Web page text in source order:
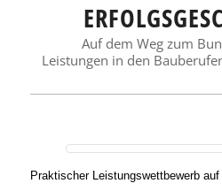
Auf dem Weg zum
Leistungen in den
Praktischer Leistungswettbewerb